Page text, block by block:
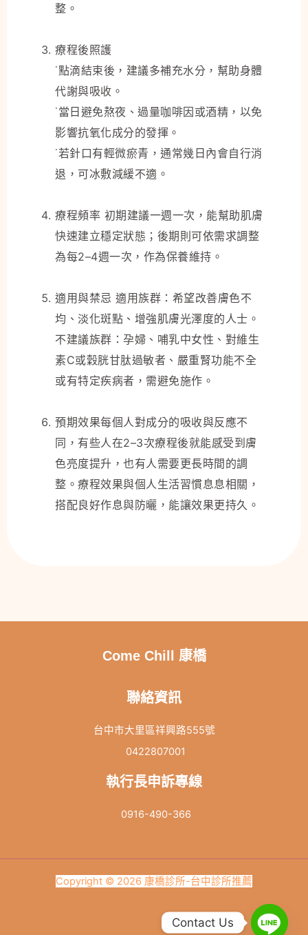
整。
療程後照護
˙點滴結束後，建議多補充水分，幫助身體
代謝與吸收。
˙當日避免熬夜、過量咖啡因或酒精，以免
影響抗氧化成分的發揮。
˙若針口有輕微瘀青，通常幾日內會自行消
退，可冰敷減緩不適。
療程頻率 初期建議一週一次，能幫助肌膚
快速建立穩定狀態；後期則可依需求調整
為每2–4週一次，作為保養維持。
適用與禁忌 適用族群：希望改善膚色不
均、淡化斑點、增強肌膚光澤度的人士。
不建議族群：孕婦、哺乳中女性、對維生
素C或穀胱甘肽過敏者、嚴重腎功能不全
或有特定疾病者，需避免施作。
預期效果每個人對成分的吸收與反應不
同，有些人在2–3次療程後就能感受到膚
色亮度提升，也有人需要更長時間的調
整。療程效果與個人生活習慣息息相關，
搭配良好作息與防曬，能讓效果更持久。
Come Chill 康橋
聯絡資訊
台中市大里區祥興路555號
0422807001
執行長申訴專線
0916-490-366
Copyright © 2026 康橋診所-台中診所推薦
Contact Us